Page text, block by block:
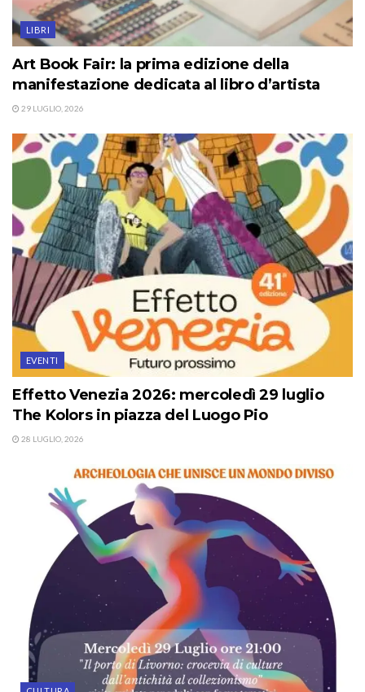
LIBRI
Art Book Fair: la prima edizione della
manifestazione dedicata al libro d’artista
29 LUGLIO, 2026
EVENTI
Effetto Venezia 2026: mercoledì 29 luglio
The Kolors in piazza del Luogo Pio
28 LUGLIO, 2026